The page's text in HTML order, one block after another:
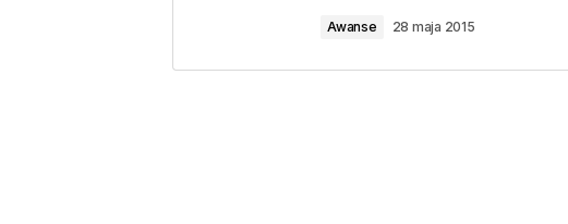
Awanse 28 maja 2015